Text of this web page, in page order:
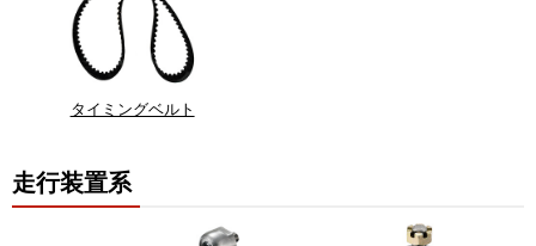
タイミングベルト
走行装置系